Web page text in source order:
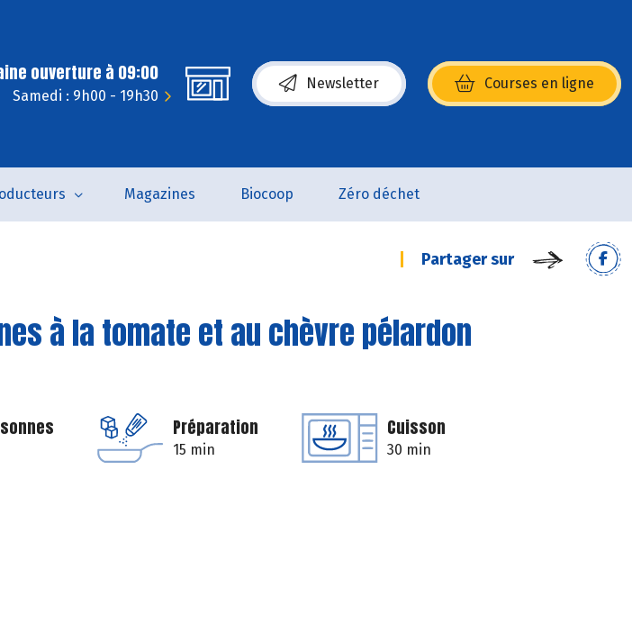
ouverture à 09:00
Samedi : 9h00 - 19h30
Newsletter Courses en ligne
(s’ouvre dans une nouvelle fenêtre)
Magazines Biocoop Zéro déchet
Partager sur
à la tomate et au chèvre pélardon
Préparation
15 min
Cuisson
30 min